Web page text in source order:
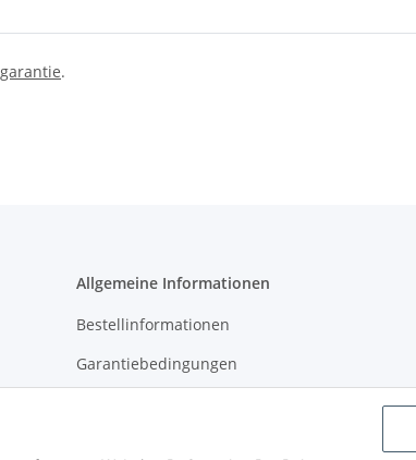
.
Allgemeine Informationen
Bestellinformationen
Garantiebedingungen